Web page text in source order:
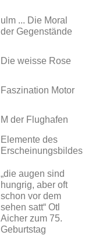
ulm ... Die Moral
der Gegenstände
Die weisse Rose
Faszination Motor
M der Flughafen
Elemente des
Erscheinungsbildes
„die augen sind
hungrig, aber oft
schon vor dem
sehen satt“ Otl
Aicher zum 75.
Geburtstag